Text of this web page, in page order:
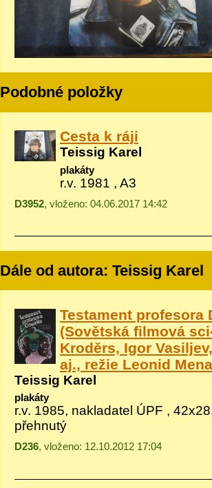
Podobné položky
Cesta k ráji
Teissig Karel
plakáty
r.v. 1981 , A3
D3952, vloženo: 04.06.2017 14:42
Dále od autora: Teissig Karel
Testament profesora
(Sovětská filmová
Kroděrs, Igor
aj., režie Leonid
Teissig Karel
plakáty
r.v. 1985, nakladatel ÚPF ,
přehnutý
D236, vloženo: 12.10.2012 17:04